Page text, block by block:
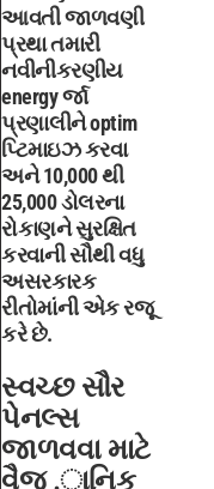
આવતી જાળવણી
પ્રથા તમારી
નવીનીકરણીય
energy ર્જા
પ્રણાલીને optim
પ્ટિમાઇઝ કરવા
અને 10,000 થી
25,000 ડોલરના
રોકાણને સુરક્ષિત
કરવાની સૌથી વધુ
અસરકારક
રીતોમાંની એક રજૂ
કરે છે.
સ્વચ્છ સૌર
પેનલ્સ
જાળવવા માટે
વૈજ્ .ાનિક